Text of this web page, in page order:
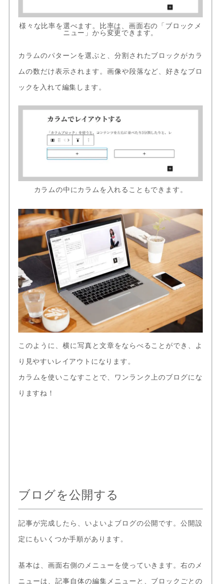
様々な比率を選べます。比率は、画面右の「ブロックメ
ニュー」から変更できます。
カラムのパターンを選ぶと、分割されたブロックがカラ
ムの数だけ表示されます。画像や段落など、好きなブロ
ックを入れて編集します。
カラムの中にカラムを入れることもできます。
このように、横に写真と文章をならべることができ、よ
り見やすいレイアウトになります。
カラムを使いこなすことで、ワンランク上のブログにな
りますね！
ブログを公開する
記事が完成したら、いよいよブログの公開です。公開設
定にもいくつか手順があります。
基本は、画面右側のメニューを使っていきます。右のメ
ニューは、記事自体の編集メニューと、ブロックごとの